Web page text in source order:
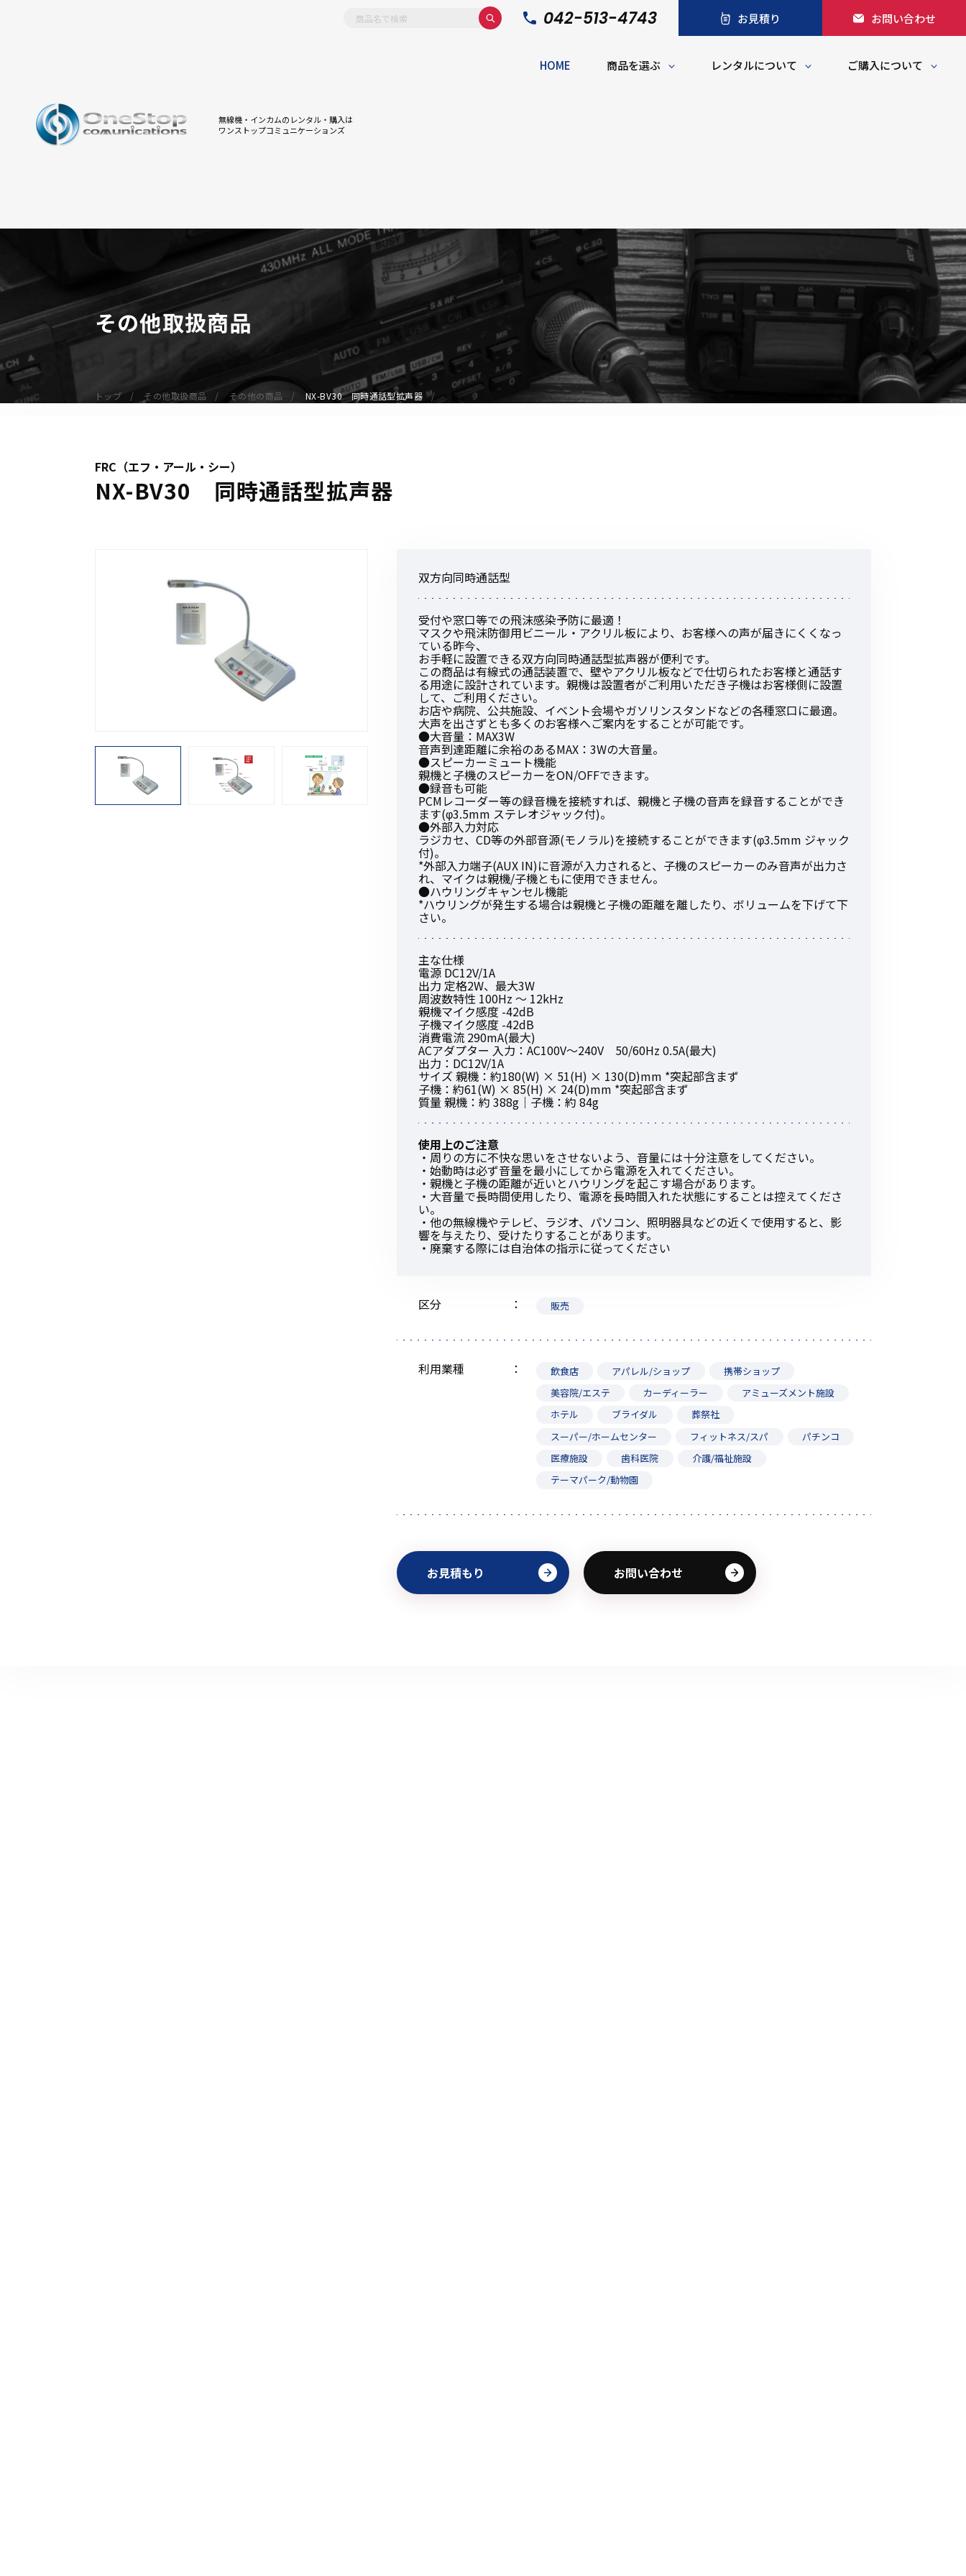
無線機・インカムのレンタル・購入は
ワンストップコミュニケーションズ
042-513-4743 お見積り お問い合わせ
HOME 商品を選ぶ レンタルについて ご購入について
無線機
デジタル無線機（登録局）
デジタル無線機（免許局）
受信機（レシーバー）
アマチュア無線機
オーダーコール
オーダーコール
アクセサリー
イヤホンマイク
スピーカーマイク
イヤホン
無線機収納・運搬ケース
その他アクセサリー
ポータブルワイヤレスアンプ
化電源
その他の商品
初めてご利用の方
機能から探す 金額から探す
販売商品から探す
その他取扱商品
トップ その他取扱商品 その他の商品 NX-BV30 同時通話型拡声器
FRC（エフ・アール・シー）
NX-BV30 同時通話型拡声器
双方向同時通話型
受付や窓口等での飛沫感染予防に最適！
マスクや飛沫防御用ビニール・アクリル板により、お客様への声が届きにくくなっ
ている昨今、
お手軽に設置できる双方向同時通話型拡声器が便利です。
この商品は有線式の通話装置で、壁やアクリル板などで仕切られたお客様と通話す
る用途に設計されています。親機は設置者がご利用いただき子機はお客様側に設置
して、ご利用ください。
お店や病院、公共施設、イベント会場やガソリンスタンドなどの各種窓口に最適。
大声を出さずとも多くのお客様へご案内をすることが可能です。
●大音量：MAX3W
音声到達距離に余裕のあるMAX：3Wの大音量。
●スピーカーミュート機能
親機と子機のスピーカーをON/OFFできます。
●録音も可能
PCMレコーダー等の録音機を接続すれば、親機と子機の音声を録音することができ
ます(φ3.5mm ステレオジャック付)。
●外部入力対応
ラジカセ、CD等の外部音源(モノラル)を接続することができます(φ3.5mm ジャック
付)。
*外部入力端子(AUX IN)に音源が入力されると、子機のスピーカーのみ音声が出力さ
れ、マイクは親機/子機ともに使用できません。
●ハウリングキャンセル機能
*ハウリングが発生する場合は親機と子機の距離を離したり、ボリュームを下げて下
さい。
主な仕様
電源 DC12V/1A
出力 定格2W、最大3W
周波数特性 100Hz ～ 12kHz
親機マイク感度 -42dB
子機マイク感度 -42dB
消費電流 290mA(最大)
ACアダプター 入力：AC100V～240V 50/60Hz 0.5A(最大)
出力：DC12V/1A
サイズ 親機：約180(W) × 51(H) × 130(D)mm *突起部含まず
子機：約61(W) × 85(H) × 24(D)mm *突起部含まず
質量 親機：約 388g｜子機：約 84g
使用上のご注意
・周りの方に不快な思いをさせないよう、音量には十分注意をしてください。
・始動時は必ず音量を最小にしてから電源を入れてください。
・親機と子機の距離が近いとハウリングを起こす場合があります。
・大音量で長時間使用したり、電源を長時間入れた状態にすることは控えてくださ
い。
・他の無線機やテレビ、ラジオ、パソコン、照明器具などの近くで使用すると、影
響を与えたり、受けたりすることがあります。
・廃棄する際には自治体の指示に従ってください
区分 販売
利用業種 飲食店 アパレル/ショップ
携帯ショップ
美容院/エステ
カーディーラー
アミューズメント施設
ホテル
ブライダル
葬祭社
スーパー/ホームセンター
フィットネス/スパ
パチンコ
医療施設
歯科医院
介護/福祉施設
テーマパーク/動物園
お見積もり お問い合わせ